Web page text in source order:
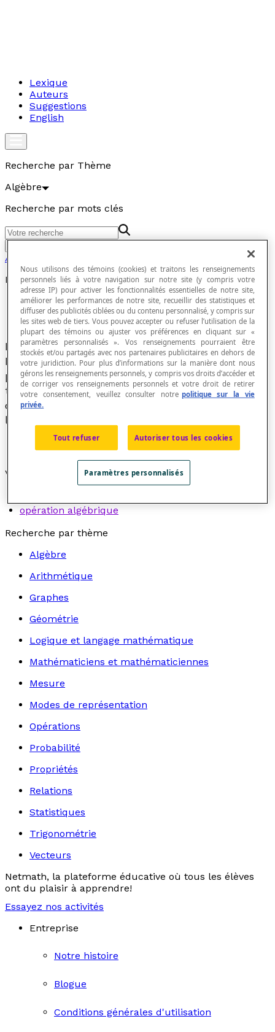
Lexique
Auteurs
Suggestions
English
Recherche par Thème
Algèbre
Recherche par mots clés
Algèbre
Règles des signes
Les nombres réels sont desnombres signés.
Les opérations arithmétiques ou algébriques
produisent elles aussi des nombres signées de
telle sorte qu'il convient d'appliquer des règles
de comportement des signes, que l'on appelle ici
les règles des signes.
Voir aussi :
opération algébrique
Recherche par thème
Algèbre
Arithmétique
Graphes
Géométrie
Logique et langage mathématique
Mathématiciens et mathématiciennes
Mesure
Modes de représentation
Opérations
Probabilité
Propriétés
Relations
Statistiques
Trigonométrie
Vecteurs
Netmath, la plateforme éducative où tous les élèves
ont du plaisir à apprendre!
Essayez nos activités
Entreprise
Notre histoire
Blogue
Conditions générales d'utilisation
Nous utilisons des témoins (cookies) et traitons les renseignements
personnels liés à votre navigation sur notre site (y compris votre
adresse IP) pour activer les fonctionnalités essentielles de notre site,
améliorer les performances de notre site, recueillir des statistiques et
diffuser des publicités ciblées ou du contenu personnalisé, y compris sur
les sites web de tiers. Vous pouvez accepter ou refuser l’utilisation de la
plupart des témoins ou ajuster vos préférences en cliquant sur «
paramètres personnalisés ». Vos renseignements pourraient être
stockés et/ou partagés avec nos partenaires publicitaires en dehors de
votre juridiction. Pour plus d’informations sur la manière dont nous
gérons les renseignements personnels, y compris vos droits d’accéder et
de corriger vos renseignements personnels et votre droit de retirer
votre consentement, veuillez consulter notre politique sur la vie
privée.
Tout refuser Autoriser tous les cookies
Paramètres personnalisés